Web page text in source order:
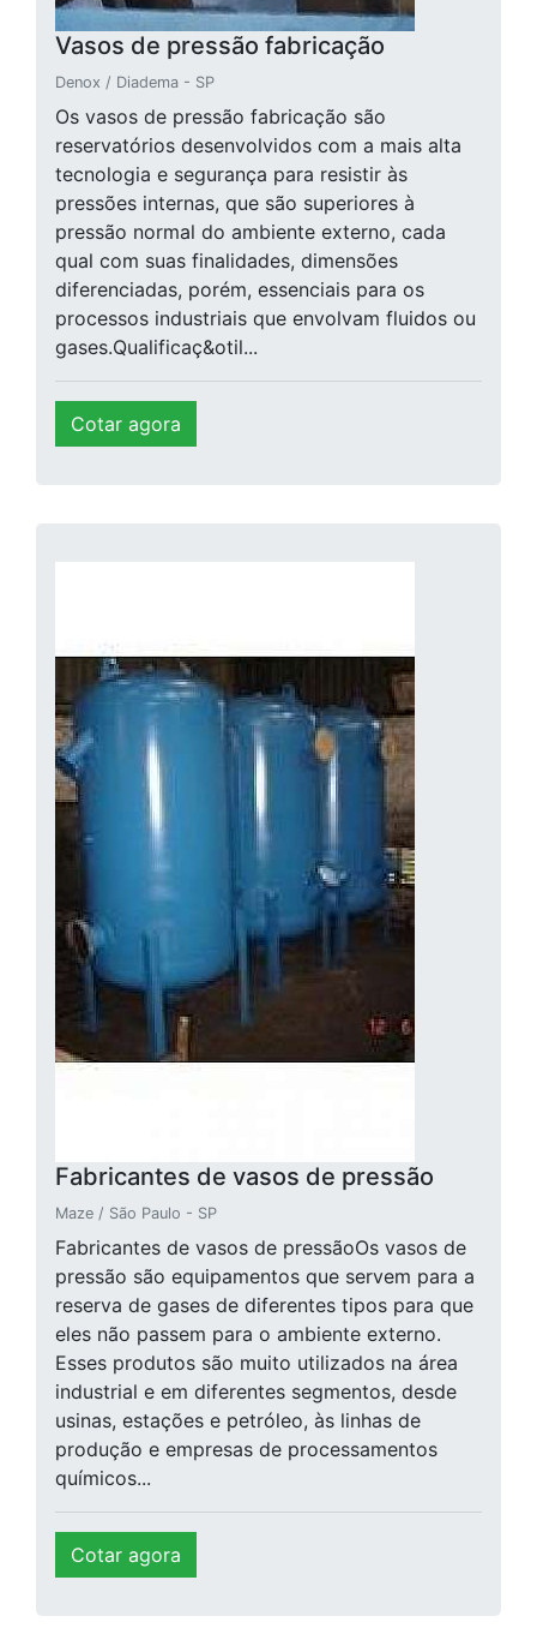
Vasos de pressão fabricação
Denox / Diadema - SP
Os vasos de pressão fabricação são
reservatórios desenvolvidos com a mais alta
tecnologia e segurança para resistir às
pressões internas, que são superiores à
pressão normal do ambiente externo, cada
qual com suas finalidades, dimensões
diferenciadas, porém, essenciais para os
processos industriais que envolvam fluidos ou
gases.Qualificaç&otil...
Cotar agora
Fabricantes de vasos de pressão
Maze / São Paulo - SP
Fabricantes de vasos de pressãoOs vasos de
pressão são equipamentos que servem para a
reserva de gases de diferentes tipos para que
eles não passem para o ambiente externo.
Esses produtos são muito utilizados na área
industrial e em diferentes segmentos, desde
usinas, estações e petróleo, às linhas de
produção e empresas de processamentos
químicos...
Cotar agora